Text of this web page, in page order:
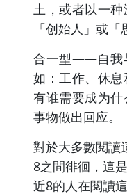
土，或者以一
「创始人」或「
合一型——自我
如：工作、休
有谁需要成为
事物做出回应。
對於大多數閱讀
8之間徘徊，這
近8的人在閱讀